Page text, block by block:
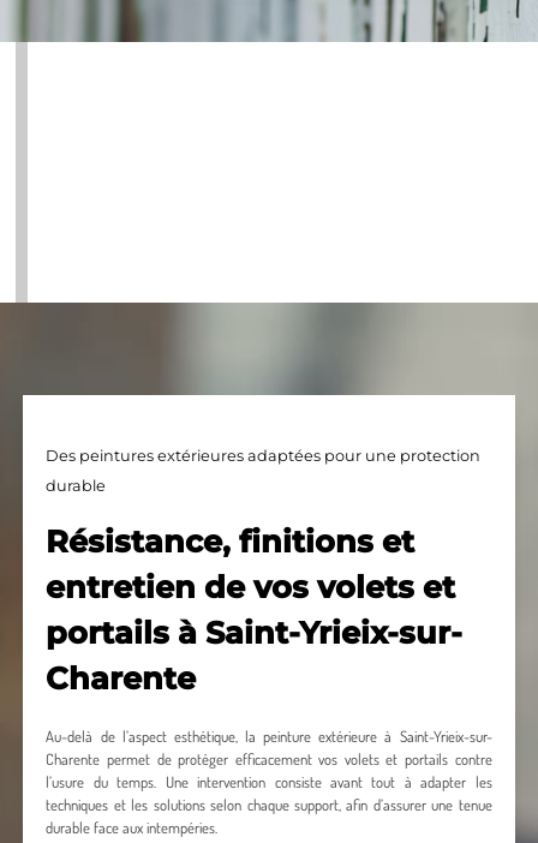
Des peintures extérieures adaptées pour une protection
durable
Résistance, finitions et
entretien de vos volets et
portails à Saint-Yrieix-sur-
Charente
Au-delà de l’aspect esthétique, la peinture extérieure à Saint-Yrieix-sur-
Charente permet de protéger efficacement vos volets et portails contre
l’usure du temps. Une intervention consiste avant tout à adapter les
techniques et les solutions selon chaque support, afin d’assurer une tenue
durable face aux intempéries.